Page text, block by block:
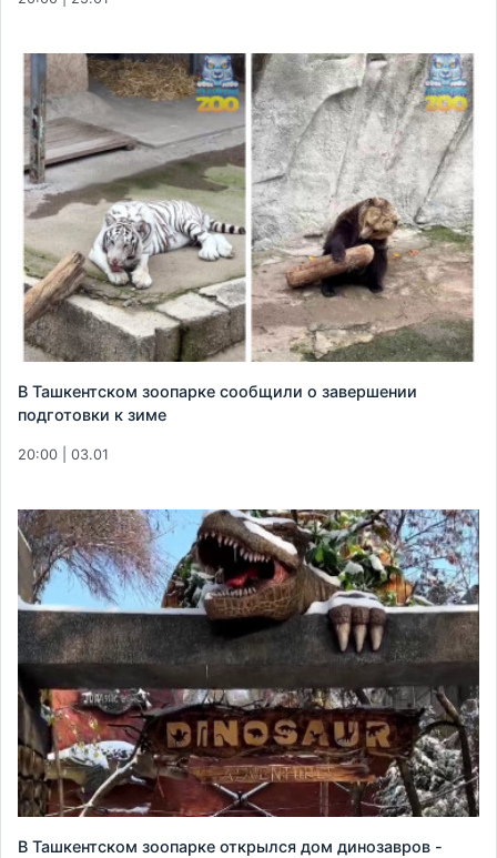
В Ташкентском зоопарке сообщили о завершении
подготовки к зиме
20:00 | 03.01
В Ташкентском зоопарке открылся дом динозавров -